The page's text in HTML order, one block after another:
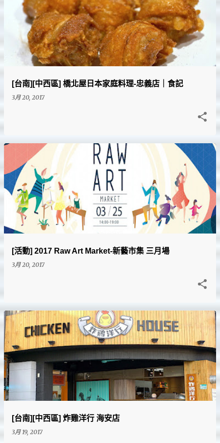
[台南][中西區] 橋北屋日本家庭料理-忠義店｜食記
3月 20, 2017
[活動] 2017 Raw Art Market-新藝市集 三月場
3月 20, 2017
[台南][中西區] 炸雞洋行 海安店
3月 19, 2017